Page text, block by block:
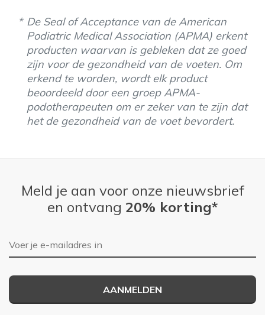
De Seal of Acceptance van de American
Podiatric Medical Association (APMA) erkent
producten waarvan is gebleken dat ze goed
zijn voor de gezondheid van de voeten. Om
erkend te worden, wordt elk product
beoordeeld door een groep APMA-
podotherapeuten om er zeker van te zijn dat
het de gezondheid van de voet bevordert.
Meld je aan voor onze nieuwsbrief
en ontvang 20% korting*
E-mailadres
AANMELDEN